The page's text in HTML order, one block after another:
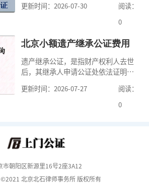
式，可以避免个人财产引发的纠纷，
但是，在北京办理婚前财产公证，除
料外，公证咨询告诉大家，我们有必
京婚前财产公证机构？了解这些不仅
有利于我们根
更新时间：2026-07-30
阅读：
0
北京小额遗产继承公证费用
遗产继承公证，是指财产权利人去世
后，其继承人申请公证处依法证明继
的证明活动。通过公证，继承人可以
拿着享有继承权的公证书办理遗产过
费。我们在办理继承公证的时候，需
更新时间：2026-07-27
阅读：
0
市朝阳区新源里16号2座3A12
北京北石律师事务所 版权所有